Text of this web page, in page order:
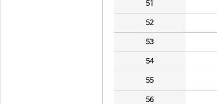
51
52
53
54
55
56